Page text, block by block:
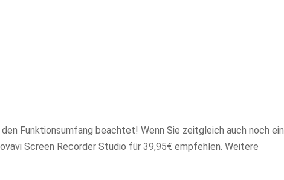
Funktionsumfang beachtet! Wenn Sie zeitgleich auch noch ein
Screen Recorder Studio für 39,95€ empfehlen. Weitere